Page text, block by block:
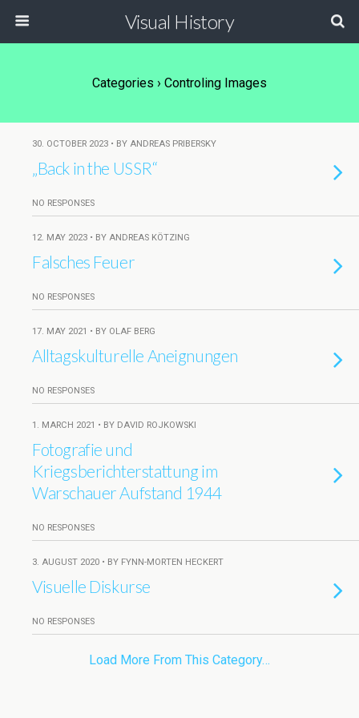
Visual History
Categories › Controling Images
30. OCTOBER 2023 • BY ANDREAS PRIBERSKY
„Back in the USSR“
NO RESPONSES
12. MAY 2023 • BY ANDREAS KÖTZING
Falsches Feuer
NO RESPONSES
17. MAY 2021 • BY OLAF BERG
Alltagskulturelle Aneignungen
NO RESPONSES
1. MARCH 2021 • BY DAVID ROJKOWSKI
Fotografie und
Kriegsberichterstattung im
Warschauer Aufstand 1944
NO RESPONSES
3. AUGUST 2020 • BY FYNN-MORTEN HECKERT
Visuelle Diskurse
NO RESPONSES
Load More From This Category…